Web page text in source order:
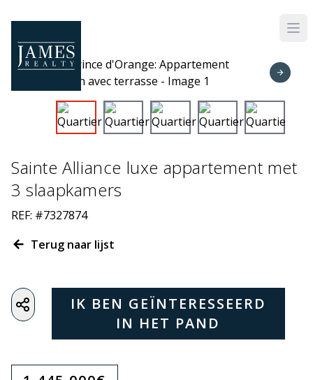
Sainte Alliance luxe appartement met
3 slaapkamers
REF: #7327874
Terug naar lijst
IK BEN GEÏNTERESSEERD
IN HET PAND